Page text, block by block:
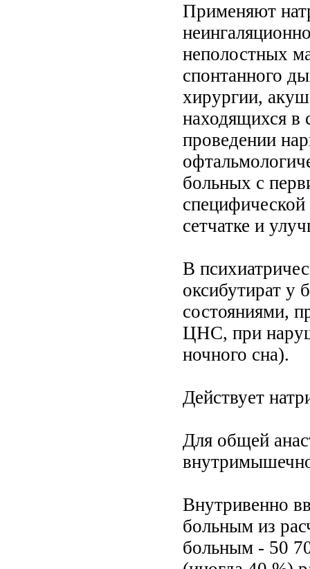
Применяют
неполостных
спонтанного
хирургии,
находящихся в
проведении
больных с
специфической
сетчатке и
В
оксибутират у
состояниями,
ЦНС, при
ночного сна).
Действует
Для общей
Внутривенно
больным из
больным - 50